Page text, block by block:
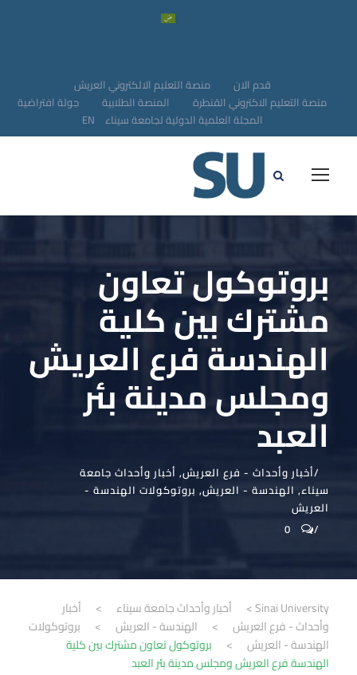
قدم الان
منصة التعليم الالكتروني العريش
منصة التعليم الاكتروني القنطرة
المنصة الطلابية
جولة افتراضية
المجلة العلمية الدولية لجامعة سيناء EN
بروتوكول تعاون
مشترك بين كلية
الهندسة فرع العريش
ومجلس مدينة بئر
العبد
أخبار وأحداث - فرع العريش, أخبار وأحداث جامعة
سيناء, الهندسة - العريش, بروتوكولات الهندسة -
العريش
0
Sinai University
> أخبار وأحداث جامعة سيناء >
أخبار
وأحداث - فرع العريش
> الهندسة - العريش >
بروتوكولات
الهندسة - العريش
>
بروتوكول تعاون مشترك بين كلية
الهندسة فرع العريش ومجلس مدينة بئر العبد